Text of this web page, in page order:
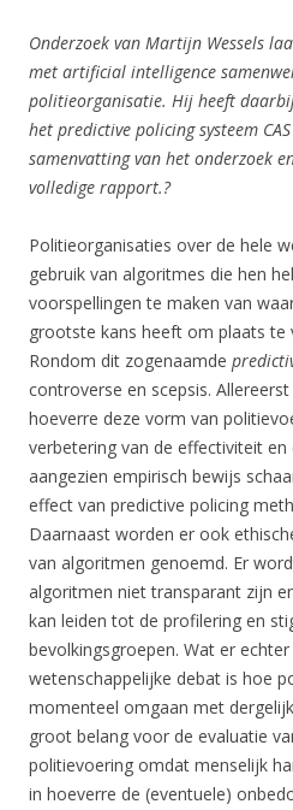
Onderzoek van Martijn Wessels
met artificial intelligence
politieorganisatie. Hij heeft
het predictive policing systeem
samenvatting van het onderzoek
volledige rapport.?
Politieorganisaties over de hele
gebruik van algoritmes die hen
voorspellingen te maken van
grootste kans heeft om plaats te
Rondom dit zogenaamde
controverse en scepsis.
hoeverre deze vorm van
verbetering van de effectiviteit
aangezien empirisch bewijs
effect van predictive policing
Daarnaast worden er ook
van algoritmen genoemd. Er
algoritmen niet transparant zijn
kan leiden tot de profilering en
bevolkingsgroepen. Wat er
wetenschappelijke debat is hoe
momenteel omgaan met
groot belang voor de evaluatie
politievoering omdat menselijk
in hoeverre de (eventuele)